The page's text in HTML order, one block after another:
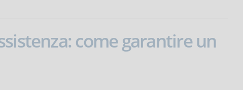
come garantire un